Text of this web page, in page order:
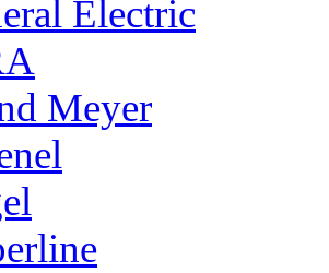
Electric
Meyer